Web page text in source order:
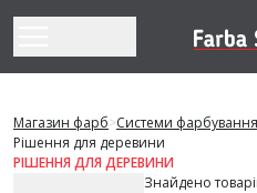
Магазин фарб>Системи фарбування
Рішення для деревини
РІШЕННЯ ДЛЯ ДЕРЕВИНИ
Знайдено